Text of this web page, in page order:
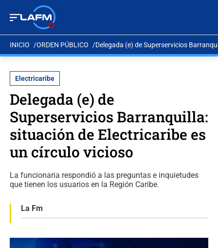
INICIO ORDEN PÚBLICO Delegada (e) de Superservicios
Electricaribe
Delegada (e) de
Superservicios Barranquilla:
situación de Electricaribe es
un círculo vicioso
La funcionaria respondió a las preguntas e inquietudes
que tienen los usuarios en la Región Caribe.
La Fm